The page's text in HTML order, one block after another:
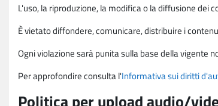
L'uso, la riproduzione, la modifica o la diffusione dei
È vietato diffondere, comunicare, distribuire i
Ogni violazione sarà punita sulla base della vigente
Per approfondire consulta l'Informativa sui diritti
Politica per upload audio/